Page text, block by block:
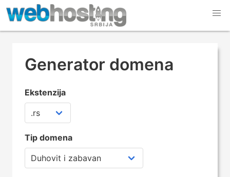
Generator domena
Ekstenzija
Tip domena